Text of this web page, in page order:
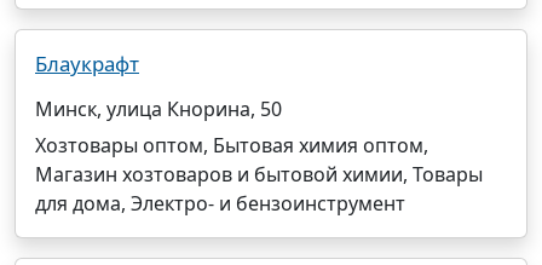
Блаукрафт
Минск, улица Кнорина, 50
Хозтовары оптом, Бытовая химия оптом,
Магазин хозтоваров и бытовой химии, Товары
для дома, Электро- и бензоинструмент